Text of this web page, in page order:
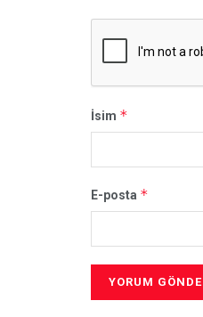
İsim *
E-posta *